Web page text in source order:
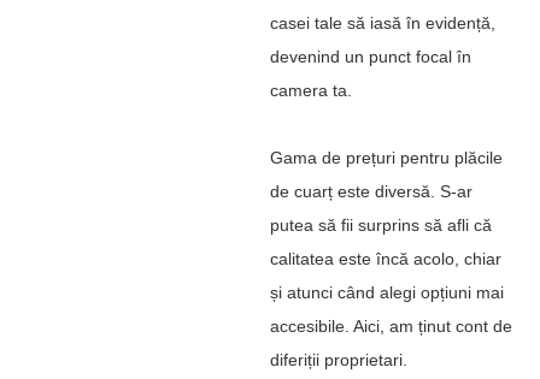
casei tale să iasă în evidență,
devenind un punct focal în
camera ta.
Gama de prețuri pentru plăcile
de cuarț este diversă. S-ar
putea să fii surprins să afli că
calitatea este încă acolo, chiar
și atunci când alegi opțiuni mai
accesibile. Aici, am ținut cont de
diferiții proprietari.